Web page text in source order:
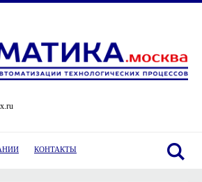
КОНТАКТЫ O